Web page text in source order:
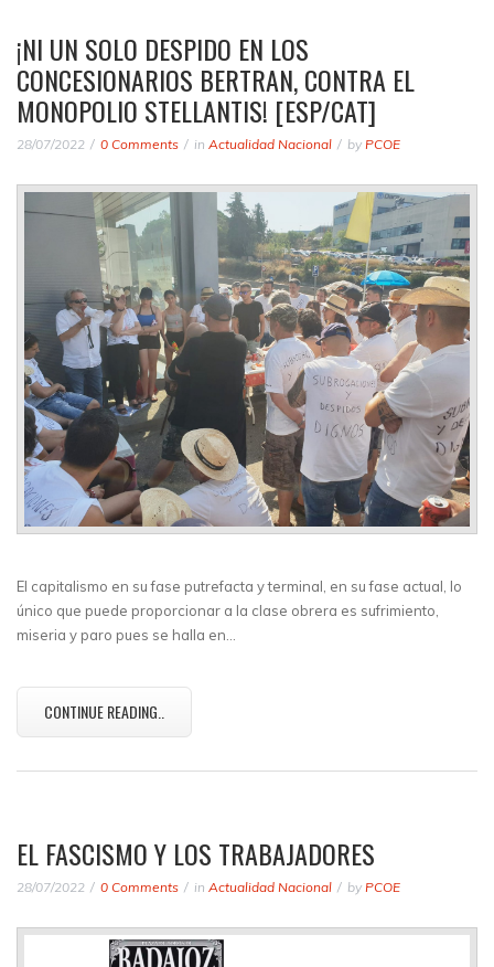
¡NI UN SOLO DESPIDO EN LOS
CONCESIONARIOS BERTRAN, CONTRA EL
MONOPOLIO STELLANTIS! [ESP/CAT]
28/07/2022 0 Comments in Actualidad Nacional by PCOE
El capitalismo en su fase putrefacta y terminal, en su fase actual, lo
único que puede proporcionar a la clase obrera es sufrimiento,
miseria y paro pues se halla en…
CONTINUE READING..
EL FASCISMO Y LOS TRABAJADORES
28/07/2022 0 Comments in Actualidad Nacional by PCOE